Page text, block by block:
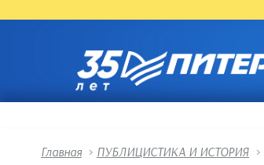
Главная > ПУБЛИЦИСТИКА И ИСТОРИЯ >